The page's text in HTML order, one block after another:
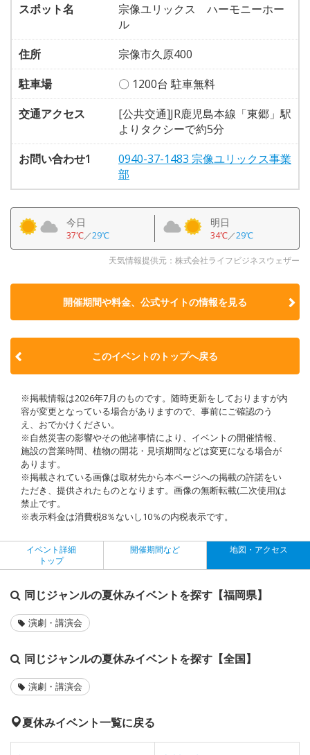
スポット名
宗像ユリックス ハーモニーホー
ル
住所
宗像市久原400
駐車場
〇 1200台 駐車無料
交通アクセス
[公共交通]JR鹿児島本線「東郷」駅
よりタクシーで約5分
お問い合わせ1
0940-37-1483 宗像ユリックス事業
部
今日
37℃／29℃
明日
34℃／29℃
天気情報提供元：株式会社ライフビジネスウェザー
開催期間や料金、公式サイトの情報を見る
このイベントのトップへ戻る
※掲載情報は2026年7月のものです。随時更新をしておりますが内
容が変更となっている場合がありますので、事前にご確認のう
え、おでかけください。
※自然災害の影響やその他諸事情により、イベントの開催情報、
施設の営業時間、植物の開花・見頃期間などは変更になる場合が
あります。
※掲載されている画像は取材先から本ページへの掲載の許諾をい
ただき、提供されたものとなります。画像の無断転載(二次使用)は
禁止です。
※表示料金は消費税8％ないし10％の内税表示です。
イベント詳細
トップ
開催期間など 地図・アクセス
同じジャンルの夏休みイベントを探す【福岡県】
演劇・講演会
同じジャンルの夏休みイベントを探す【全国】
演劇・講演会
夏休みイベント一覧に戻る